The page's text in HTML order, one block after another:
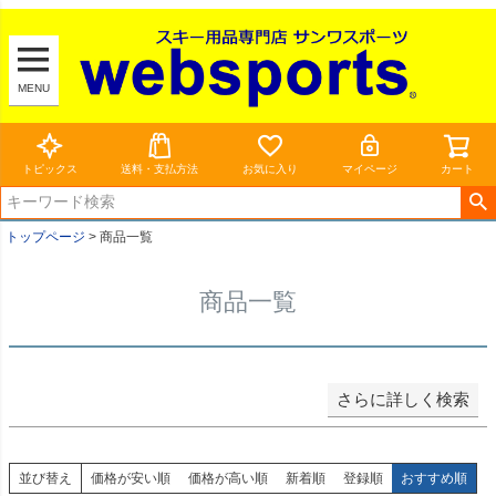
MENU
トピックス 送料・支払方法 お気に入り マイページ カート
トップページ 商品一覧
商品一覧
さらに詳しく検索
新着順
価格が高い順
優先度順
レビュー順
キーワードヒット順
並び替え 価格が安い順 価格が高い順 新着順 登録順 おすすめ順